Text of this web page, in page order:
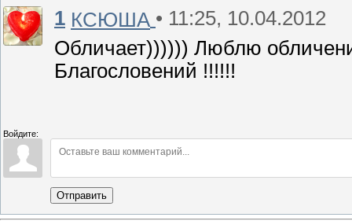
1 КСЮША • 11:25, 10.04.2012
Обличает)))))) Люблю
Благословений !!!!!!
Войдите:
Отправить